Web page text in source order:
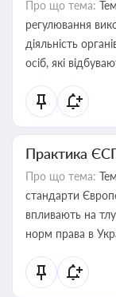
Про що тема:
регулювання
діяльність
осіб, які
Практика
Про що тема:
стандарти
впливають на
норм права в